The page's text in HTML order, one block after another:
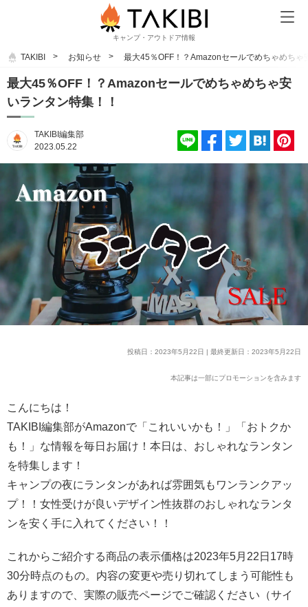
キャンプ・アウトドア情報
TAKIBI お知らせ 最大45％OFF！？Amazonセールでめちゃめちゃ
最大45％OFF！？Amazonセールでめちゃめちゃ安
いランタン特集！！
TAKIBI編集部
2023.05.22
投稿日：2023年5月22日 | 最終更新日：2023年5月22日
本記事は一部にプロモーションを含みます
こんにちは！
TAKIBI編集部がAmazonで「これいいかも！」「おトクか
も！」な情報を毎日お届け！本日は、おしゃれなランタン
を特集します！
キャンプの夜にランタンがあれば雰囲気もワンランクアッ
プ！！女性受けが良いデザイン性抜群のおしゃれなランタ
ンを安く手に入れてください！！
これからご紹介する商品の表示価格は2023年5月22日17時
30分時点のもの。内容の変更や売り切れてしまう可能性も
ありますので、実際の販売ページでご確認ください（サイ